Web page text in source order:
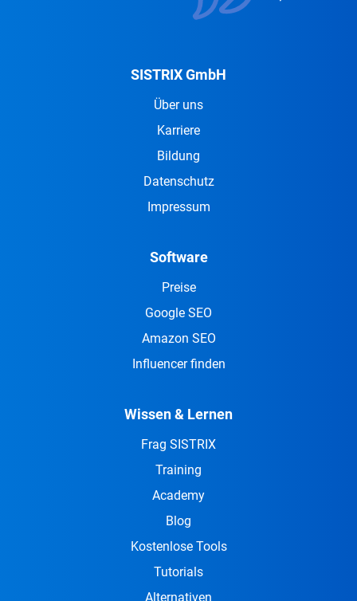
SISTRIX GmbH
Über uns
Karriere
Bildung
Datenschutz
Impressum
Software
Preise
Google SEO
Amazon SEO
Influencer finden
Wissen & Lernen
Frag SISTRIX
Training
Academy
Blog
Kostenlose Tools
Tutorials
Alternativen